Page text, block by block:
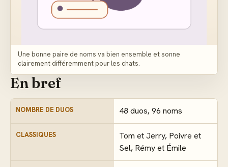
Une bonne paire de noms va bien ensemble et sonne
clairement différemment pour les chats.
En bref
NOMBRE DE DUOS 48 duos, 96 noms
CLASSIQUES
Tom et Jerry, Poivre et
Sel, Rémy et Émile